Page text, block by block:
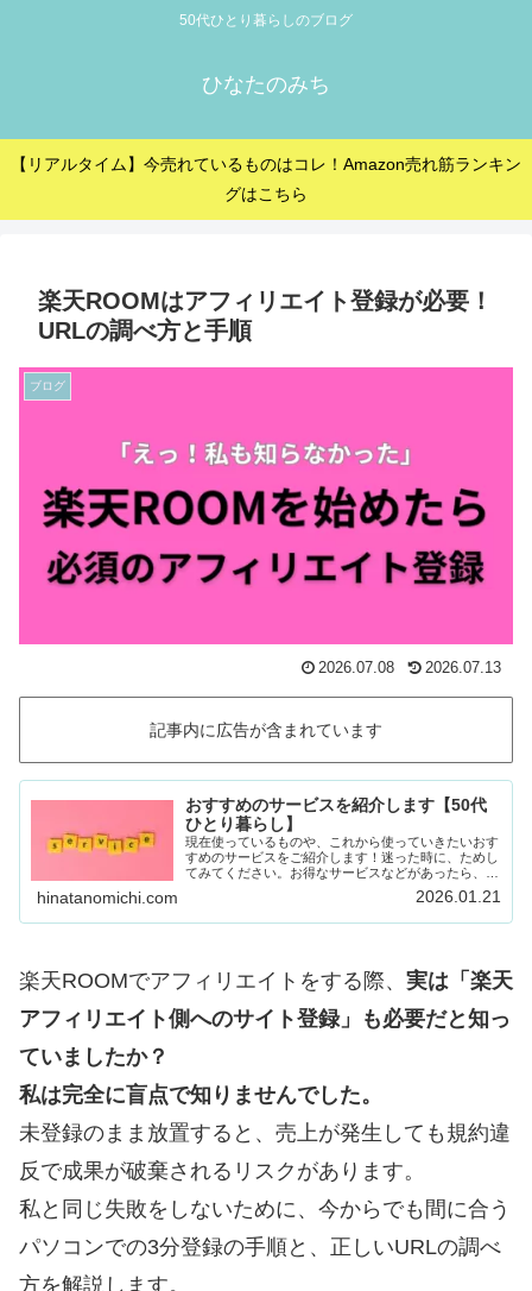
50代ひとり暮らしのブログ
ひなたのみち
【リアルタイム】今売れているものはコレ！Amazon売れ筋ランキン
グはこちら
楽天ROOMはアフィリエイト登録が必要！
URLの調べ方と手順
ブログ
2026.07.08 2026.07.13
記事内に広告が含まれています
おすすめのサービスを紹介します【50代
ひとり暮らし】
現在使っているものや、これから使っていきたいおす
すめのサービスをご紹介します！迷った時に、ためし
てみてください。お得なサービスなどがあったら、随
時載せていきます！Amazon prime (アマゾンプラ
イム) 30日間の無料体験ができます。…
hinatanomichi.com 2026.01.21
楽天ROOMでアフィリエイトをする際、 実は「楽天
アフィリエイト側へのサイト登録」も必要だと知っ
ていましたか？
私は完全に盲点で知りませんでした。
未登録のまま放置すると、売上が発生しても規約違
反で成果が破棄されるリスクがあります。
私と同じ失敗をしないために、今からでも間に合う
パソコンでの3分登録の手順と、正しいURLの調べ
方を解説します。